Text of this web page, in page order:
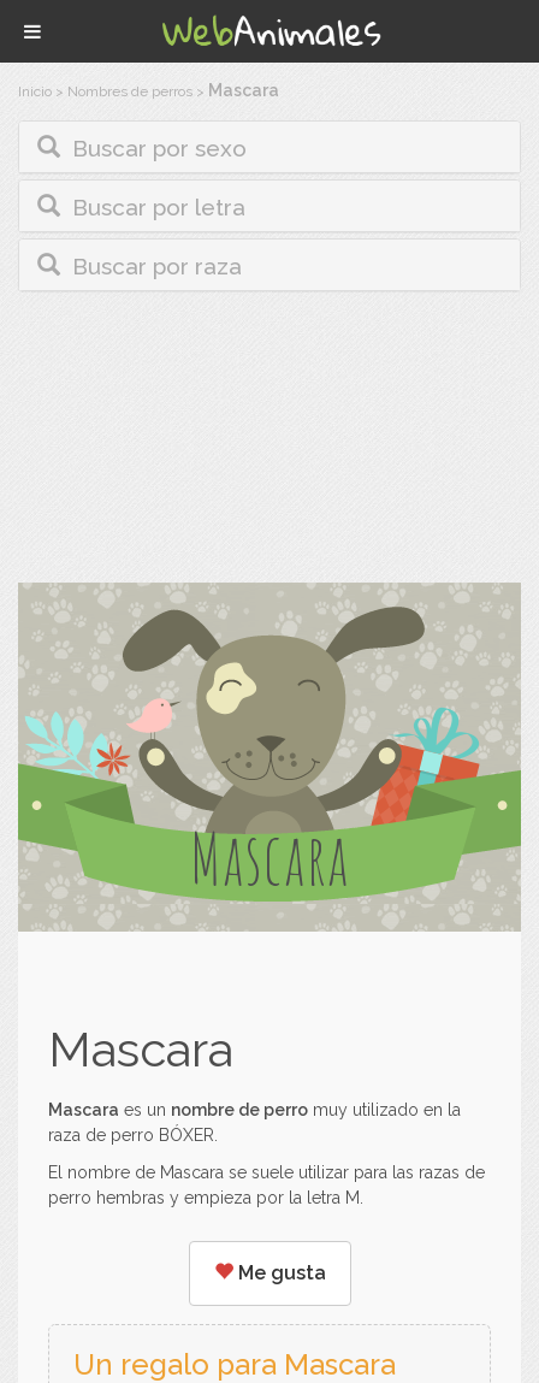
Inicio > Nombres de perros > Mascara
Buscar por sexo
Buscar por letra
Buscar por raza
Mascara
Mascara
Mascara es un nombre de perro muy utilizado en la
raza de perro BÓXER.
El nombre de Mascara se suele utilizar para las razas de
perro hembras y empieza por la letra M.
Me gusta
Un regalo para Mascara